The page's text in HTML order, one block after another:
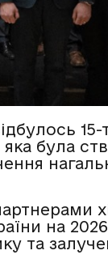
15-
була
на
та